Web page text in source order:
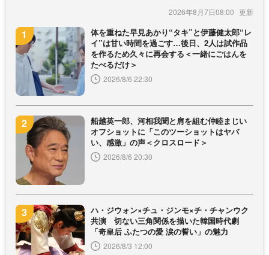
2026年8月7日08:00
体を重ねた早見あかり“タキ”と伊藤健太郎“レ
イ”は甘い時間を過ごす…後日、2人は試作品
を作るため久々に再会する＜一緒にごはんを
たべるだけ＞
2026/8/6 22:30
船越英一郎、河相我聞と肩を組む仲睦まじい
オフショットに「このツーショットはヤバ
い、感激」の声＜クロスロード＞
2026/8/6 20:30
ハ・ジウォン×チュ・ジンモ×チ・チャンウク
共演 切ない三角関係を描いた韓国時代劇
「奇皇后 ふたつの愛 涙の誓い」の魅力
2026/8/3 12:00